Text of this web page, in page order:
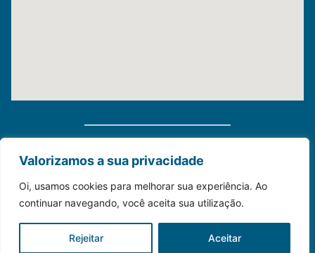
Valorizamos a sua privacidade
Oi, usamos cookies para melhorar sua experiência. Ao
continuar navegando, você aceita sua utilização.
Rejeitar Aceitar
Distribuidora Morauky 2025. Todos Os Direitos